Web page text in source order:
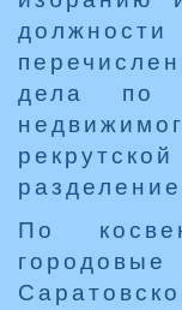
дела по
По